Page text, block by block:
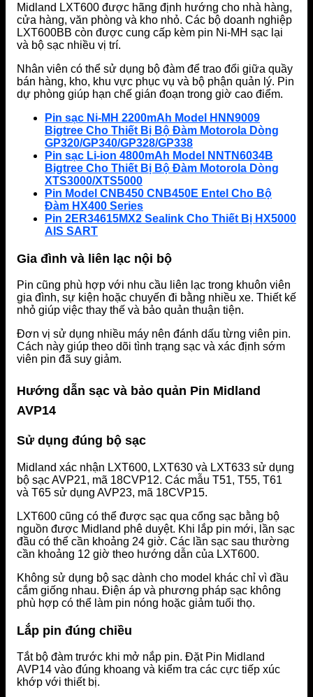
Midland LXT600 được hãng định hướng cho nhà hàng,
cửa hàng, văn phòng và kho nhỏ. Các bộ doanh nghiệp
LXT600BB còn được cung cấp kèm pin Ni-MH sạc lại
và bộ sạc nhiều vị trí.
Nhân viên có thể sử dụng bộ đàm để trao đổi giữa quầy
bán hàng, kho, khu vực phục vụ và bộ phận quản lý. Pin
dự phòng giúp hạn chế gián đoạn trong giờ cao điểm.
Pin sạc Ni-MH 2200mAh Model HNN9009
Bigtree Cho Thiết Bị Bộ Đàm Motorola Dòng
GP320/GP340/GP328/GP338
Pin sạc Li-ion 4800mAh Model NNTN6034B
Bigtree Cho Thiết Bị Bộ Đàm Motorola Dòng
XTS3000/XTS5000
Pin Model CNB450 CNB450E Entel Cho Bộ
Đàm HX400 Series
Pin 2ER34615MX2 Sealink Cho Thiết Bị HX5000
AIS SART
Gia đình và liên lạc nội bộ
Pin cũng phù hợp với nhu cầu liên lạc trong khuôn viên
gia đình, sự kiện hoặc chuyến đi bằng nhiều xe. Thiết kế
nhỏ giúp việc thay thế và bảo quản thuận tiện.
Đơn vị sử dụng nhiều máy nên đánh dấu từng viên pin.
Cách này giúp theo dõi tình trạng sạc và xác định sớm
viên pin đã suy giảm.
Hướng dẫn sạc và bảo quản Pin Midland
AVP14
Sử dụng đúng bộ sạc
Midland xác nhận LXT600, LXT630 và LXT633 sử dụng
bộ sạc AVP21, mã 18CVP12. Các mẫu T51, T55, T61
và T65 sử dụng AVP23, mã 18CVP15.
LXT600 cũng có thể được sạc qua cổng sạc bằng bộ
nguồn được Midland phê duyệt. Khi lắp pin mới, lần sạc
đầu có thể cần khoảng 24 giờ. Các lần sạc sau thường
cần khoảng 12 giờ theo hướng dẫn của LXT600.
Không sử dụng bộ sạc dành cho model khác chỉ vì đầu
cắm giống nhau. Điện áp và phương pháp sạc không
phù hợp có thể làm pin nóng hoặc giảm tuổi thọ.
Lắp pin đúng chiều
Tắt bộ đàm trước khi mở nắp pin. Đặt Pin Midland
AVP14 vào đúng khoang và kiểm tra các cực tiếp xúc
khớp với thiết bị.